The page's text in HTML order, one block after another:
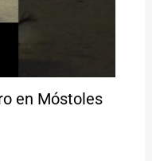
en Móstoles